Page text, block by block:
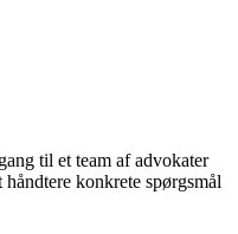
til et team af advokater
konkrete spørgsmål